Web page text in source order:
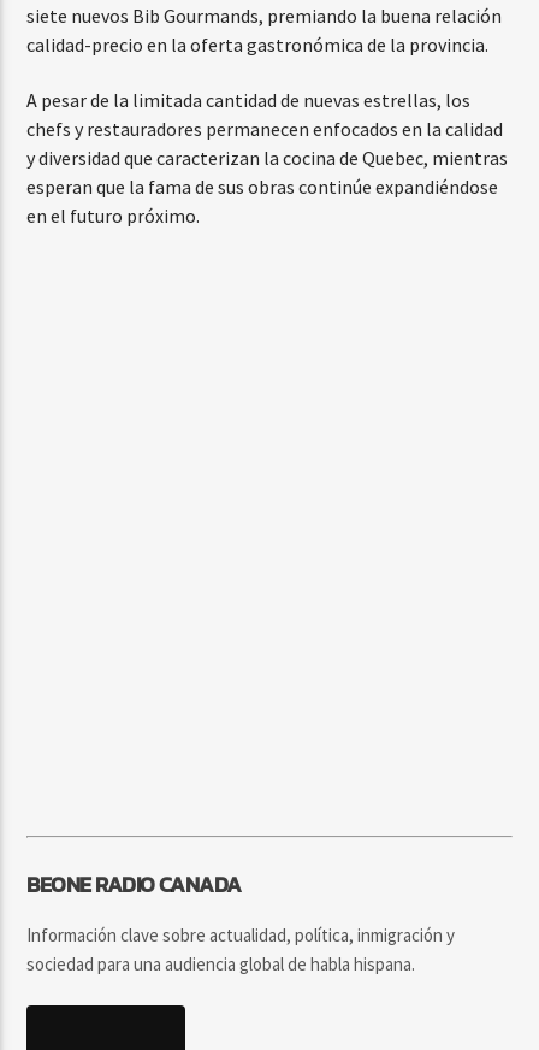
siete nuevos Bib Gourmands, premiando la buena relación
calidad-precio en la oferta gastronómica de la provincia.
A pesar de la limitada cantidad de nuevas estrellas, los
chefs y restauradores permanecen enfocados en la calidad
y diversidad que caracterizan la cocina de Quebec, mientras
esperan que la fama de sus obras continúe expandiéndose
en el futuro próximo.
BEONE RADIO CANADA
Información clave sobre actualidad, política, inmigración y
sociedad para una audiencia global de habla hispana.